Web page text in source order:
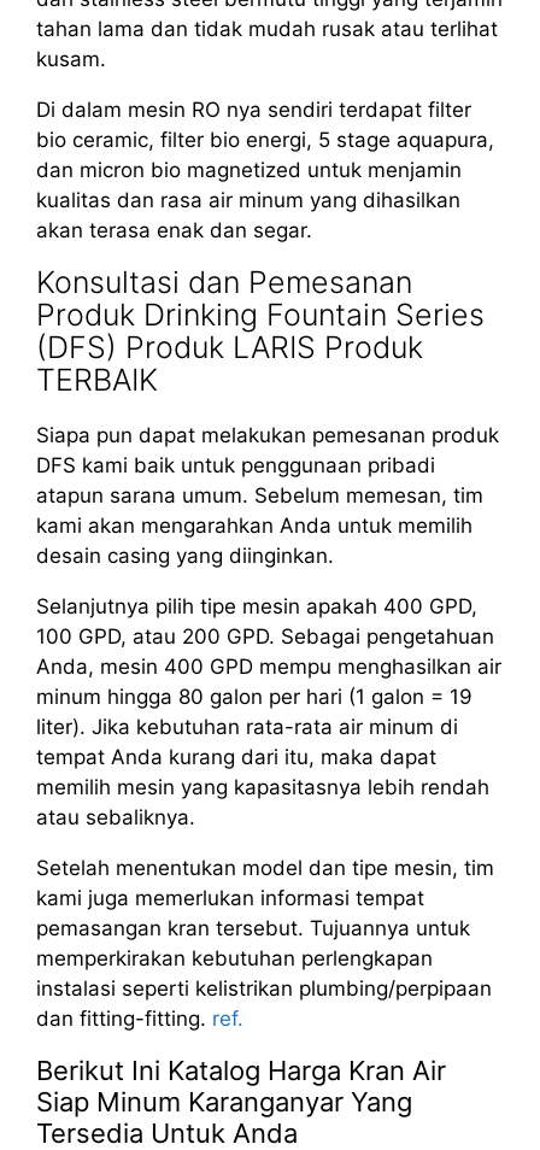
tahan lama dan tidak mudah rusak atau terlihat
kusam.
Di dalam mesin RO nya sendiri terdapat filter
bio ceramic, filter bio energi, 5 stage aquapura,
dan micron bio magnetized untuk menjamin
kualitas dan rasa air minum yang dihasilkan
akan terasa enak dan segar.
Konsultasi dan Pemesanan
Produk Drinking Fountain Series
(DFS) Produk LARIS Produk
TERBAIK
Siapa pun dapat melakukan pemesanan produk
DFS kami baik untuk penggunaan pribadi
atapun sarana umum. Sebelum memesan, tim
kami akan mengarahkan Anda untuk memilih
desain casing yang diinginkan.
Selanjutnya pilih tipe mesin apakah 400 GPD,
100 GPD, atau 200 GPD. Sebagai pengetahuan
Anda, mesin 400 GPD mempu menghasilkan air
minum hingga 80 galon per hari (1 galon = 19
liter). Jika kebutuhan rata-rata air minum di
tempat Anda kurang dari itu, maka dapat
memilih mesin yang kapasitasnya lebih rendah
atau sebaliknya.
Setelah menentukan model dan tipe mesin, tim
kami juga memerlukan informasi tempat
pemasangan kran tersebut. Tujuannya untuk
memperkirakan kebutuhan perlengkapan
instalasi seperti kelistrikan plumbing/perpipaan
dan fitting-fitting. ref.
Berikut Ini Katalog Harga Kran Air
Siap Minum Karanganyar Yang
Tersedia Untuk Anda